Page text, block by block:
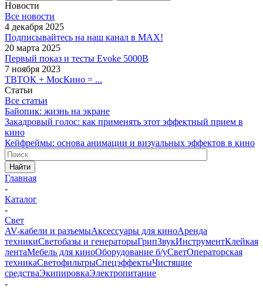
Новости
Все новости
4 декабря 2025
Подписывайтесь на наш канал в MAX!
20 марта 2025
Первый показ и тесты Evoke 5000B
7 ноября 2023
ТВТОК + МосКино = ...
Статьи
Все статьи
Байопик: жизнь на экране
Закадровый голос: как применять этот эффектный прием в
кино
Кейфреймы: основа анимации и визуальных эффектов в кино
Найти
Главная
-
Каталог
-
Свет
AV-кабели и разъемыАксессуары для киноАренда
техникиСветобазы и генераторыГрипЗвукИнструментКлейкая
лентаМебель для киноОборудование б/уСветОператорская
техникаСветофильтрыСпецэффектыЧистящие
средстваЭкипировкаЭлектропитание
-